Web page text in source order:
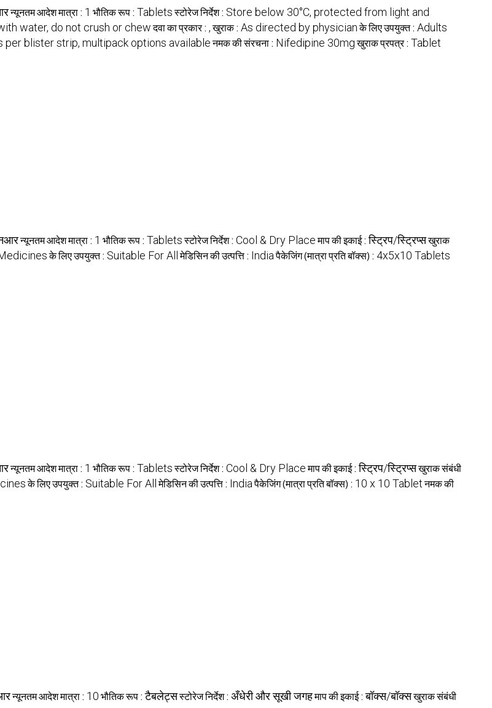
न्यूनतम आदेश मात्रा : 1 भौतिक रूप : Tabletsस्टोरेज निर्देश : Store below 30°C, protected from light and
water, do not crush or chewदवा का प्रकार : ,खुराक : As directed by physicianके लिए उपयुक्त : Adults
per blister strip, multipack options availableनमक की संरचना : Nifedipine 30mgखुराक प्रपत्र : Tablet
न्यूनतम आदेश मात्रा : 1 भौतिक रूप : Tabletsस्टोरेज निर्देश : Cool & Dry Placeमाप की इकाई :स्ट्रिप/स्ट्रिप्सखुराक
के लिए उपयुक्त : Suitable For All मेडिसिन की उत्पत्ति : Indiaपैकेजिंग (मात्रा प्रति बॉक्स) : 4x5x10 Tablets
न्यूनतम आदेश मात्रा : 1 भौतिक रूप : Tabletsस्टोरेज निर्देश : Cool & Dry Placeमाप की इकाई :स्ट्रिप/स्ट्रिप्सखुराक संबंधी
के लिए उपयुक्त : Suitable For All मेडिसिन की उत्पत्ति : Indiaपैकेजिंग (मात्रा प्रति बॉक्स) : 10 x 10 Tabletनमक की
न्यूनतम आदेश मात्रा : 10भौतिक रूप :टैबलेट्सस्टोरेज निर्देश : अँधेरी और सूखी जगहमाप की इकाई :बॉक्स/बॉक्सखुराक संबंधी